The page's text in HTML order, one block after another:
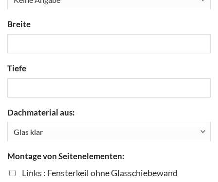
Breite
Tiefe
Dachmaterial aus:
Montage von Seitenelementen:
Links : Fensterkeil ohne Glasschiebewand